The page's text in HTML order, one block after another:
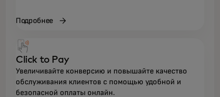
Подробнее
Click to Pay
Увеличивайте конверсию и повышайте качество
обслуживания клиентов с помощью удобной и
безопасной оплаты онлайн.